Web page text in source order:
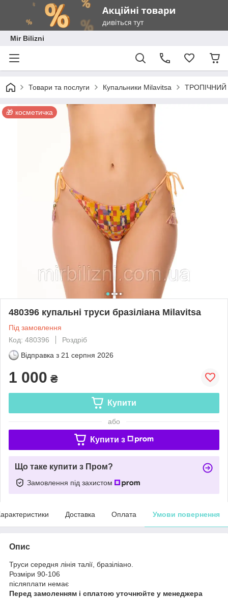
Mir Bilizni
Товари та послуги Купальники Milavitsa
🎁 косметичка
480396 купальні труси бразіліана Milavitsa
Під замовлення
Код: 480396
Роздріб
Відправка з 21 серпня 2026
1 000 ₴
Купити
або
Купити з
Що таке купити з Пром?
Замовлення під захистом
Доставка Оплата Умови повернення
Опис
Труси середня лінія талії, бразіліано.
Розміри 90-106
післяплати немає
Перед замоленням і сплатою уточнюйте у менеджера